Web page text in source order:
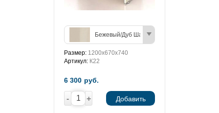
Бежевый/Дуб Шамони (светлый)
Размер: 1200х670х740
Артикул: К22
6 300 руб.
- + Добавить